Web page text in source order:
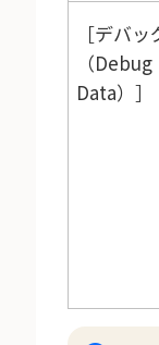
デバッ
（Debug
Data）